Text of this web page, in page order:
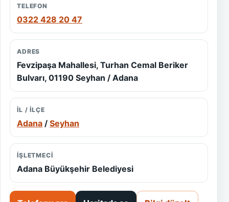
TELEFON
0322 428 20 47
ADRES
Fevzipaşa Mahallesi, Turhan Cemal Beriker
Bulvarı, 01190 Seyhan / Adana
İL / ILÇE
Adana / Seyhan
İŞLETMECI
Adana Büyükşehir Belediyesi